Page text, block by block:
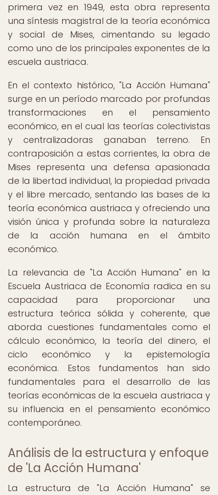
primera vez en 1949, esta obra representa
una síntesis magistral de la teoría económica
y social de Mises, cimentando su legado
como uno de los principales exponentes de la
escuela austriaca.
En el contexto histórico, "La Acción Humana"
surge en un período marcado por profundas
transformaciones en el pensamiento
económico, en el cual las teorías colectivistas
y centralizadoras ganaban terreno. En
contraposición a estas corrientes, la obra de
Mises representa una defensa apasionada
de la libertad individual, la propiedad privada
y el libre mercado, sentando las bases de la
teoría económica austriaca y ofreciendo una
visión única y profunda sobre la naturaleza
de la acción humana en el ámbito
económico.
La relevancia de "La Acción Humana" en la
Escuela Austriaca de Economía radica en su
capacidad para proporcionar una
estructura teórica sólida y coherente, que
aborda cuestiones fundamentales como el
cálculo económico, la teoría del dinero, el
ciclo económico y la epistemología
económica. Estos fundamentos han sido
fundamentales para el desarrollo de las
teorías económicas de la escuela austriaca y
su influencia en el pensamiento económico
contemporáneo.
Análisis de la estructura y enfoque
de 'La Acción Humana'
La estructura de "La Acción Humana" se